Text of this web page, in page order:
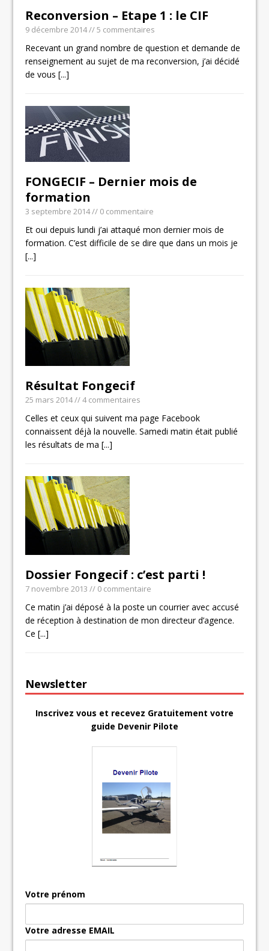
Reconversion – Etape 1 : le CIF
9 décembre 2014// 5 commentaires
Recevant un grand nombre de question et demande de
renseignement au sujet de ma reconversion, j’ai décidé
de vous[...]
FONGECIF – Dernier mois de
formation
3 septembre 2014// 0 commentaire
Et oui depuis lundi j’ai attaqué mon dernier mois de
formation. C’est difficile de se dire que dans un mois je
[...]
Résultat Fongecif
25 mars 2014// 4 commentaires
Celles et ceux qui suivent ma page Facebook
connaissent déjà la nouvelle. Samedi matin était publié
les résultats de ma[...]
Dossier Fongecif : c’est parti !
7 novembre 2013 // 0 commentaire
Ce matin j’ai déposé à la poste un courrier avec accusé
de réception à destination de mon directeur d’agence.
Ce[...]
Newsletter
Inscrivez vous et recevez Gratuitement votre
guide Devenir Pilote
Votre prénom
Votre adresse EMAIL